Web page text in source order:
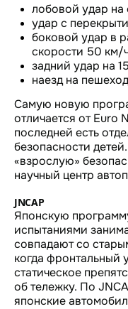
лобовой удар
удар с
боковой удар в
скорости 50 км/
задний удар на
наезд на
Самую новую
отличается от Euro
последней есть
безопасности
«взрослую»
научный центр
JNCAP
Японскую
испытаниями
совпадают со
когда фронтальный
статическое
об тележку. По
японские